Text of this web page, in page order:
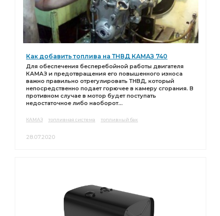
Как добавить топлива на ТНВД КАМАЗ 740
Для обеспечения бесперебойной работы двигателя
КАМАЗ и предотвращения его повышенного износа
важно правильно отрегулировать ТНВД, который
непосредственно подает горючее в камеру сгорания. В
противном случае в мотор будет поступать
недостаточное либо наоборот...
КАМАЗ топливная система топливный бак
28.07.2020